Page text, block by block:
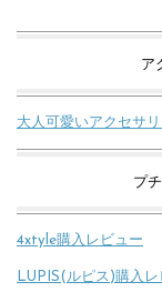
ア
大人可愛いアクセサ
プ
4xtyle購入レビュー
LUPIS(ルピス)購入レ